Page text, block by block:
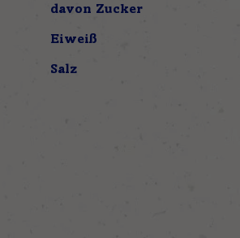
davon Zucker
Eiweiß
Salz